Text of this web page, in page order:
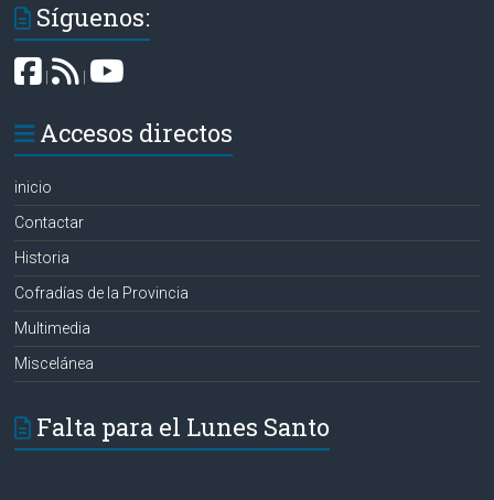
Síguenos:
|
Accesos directos
inicio
Contactar
Historia
Cofradías de la Provincia
Multimedia
Miscelánea
Falta para el Lunes Santo